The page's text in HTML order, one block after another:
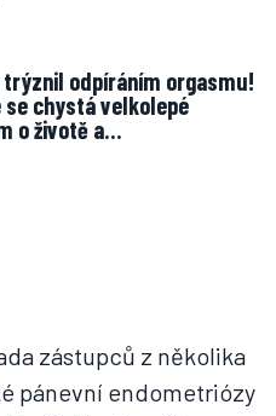
se chystá velkolepé
o životě a…
zástupců z několika
pánevní endometriózy